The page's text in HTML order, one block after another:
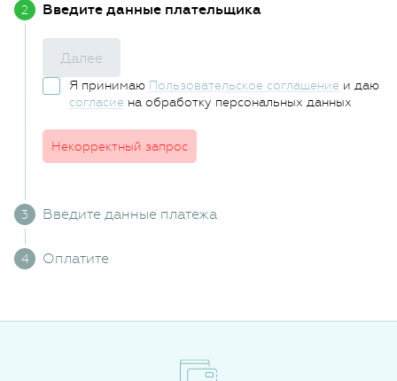
Введите данные плательщика
Далее
Я принимаю Пользовательское соглашение и даю
согласие на обработку персональных данных
Некорректный запрос
Введите данные платежа
Оплатите